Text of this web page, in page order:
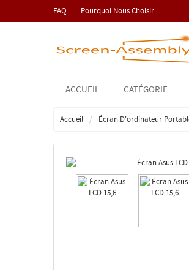
FAQ Pourquoi Nous Choisir
ACCUEIL CATÉGORIE
Accueil Écran D'ordinateur